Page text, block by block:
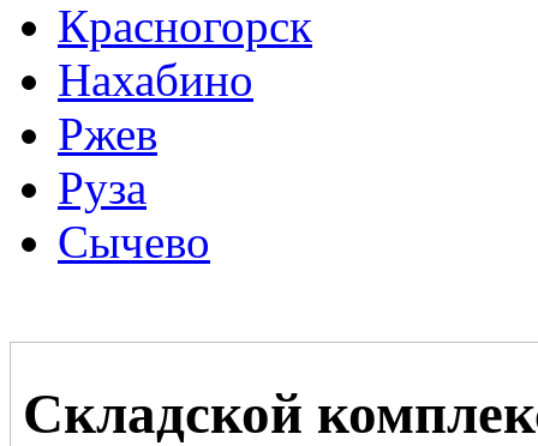
Красногорск
Нахабино
Ржев
Руза
Сычево
Складской